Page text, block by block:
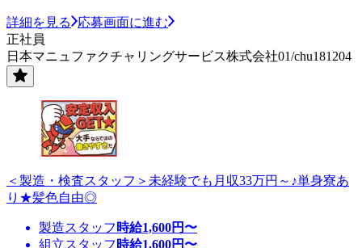
詳細を見る
応募画面に進む
正社員
日本マニュファクチャリングサービス株式会社01/chu181204
＜製造・検査スタッフ＞未経験でも月収33万円～♪単身寮あ
り★髪色自由◎
製造スタッフ 時給1,600円〜
組立スタッフ 時給1,600円〜